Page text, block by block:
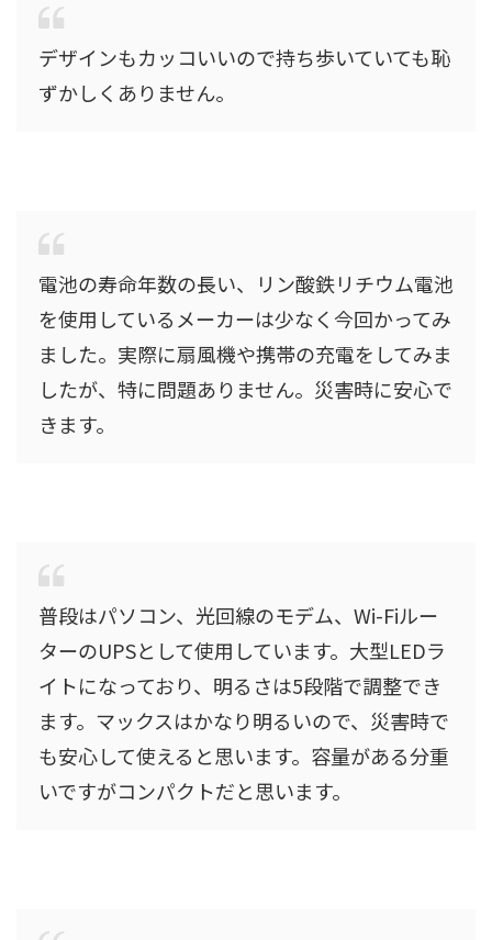
デザインもカッコいいので持ち歩いていても恥
ずかしくありません。
電池の寿命年数の長い、リン酸鉄リチウム電池
を使用しているメーカーは少なく今回かってみ
ました。実際に扇風機や携帯の充電をしてみま
したが、特に問題ありません。災害時に安心で
きます。
普段はパソコン、光回線のモデム、Wi-Fiルー
ターのUPSとして使用しています。大型LEDラ
イトになっており、明るさは5段階で調整でき
ます。マックスはかなり明るいので、災害時で
も安心して使えると思います。容量がある分重
いですがコンパクトだと思います。